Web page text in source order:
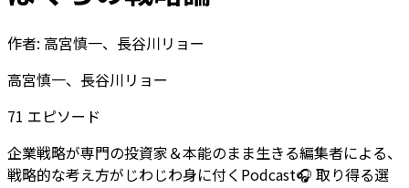
作者: 高宮慎一、長谷川リョー
高宮慎一、長谷川リョー
71 エピソード
企業戦略が専門の投資家＆本能のまま生きる編集者による、
戦略的な考え方がじわじわ身に付くPodcast🎧 取り得る選